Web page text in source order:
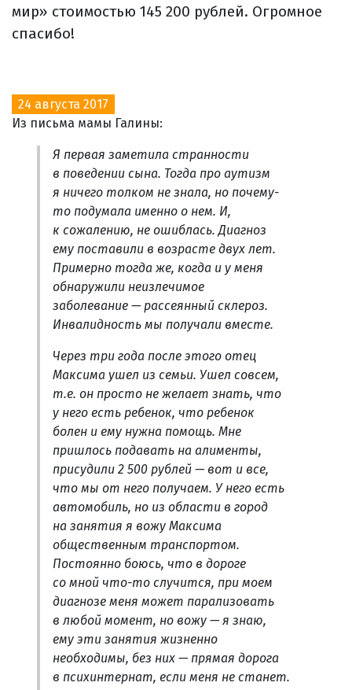
мир» стоимостью 145 200 рублей. Огромное
спасибо!
24 августа 2017
Из письма мамы Галины:
Я первая заметила странности
в поведении сына. Тогда про аутизм
я ничего толком не знала, но почему-
то подумала именно о нем. И,
к сожалению, не ошиблась. Диагноз
ему поставили в возрасте двух лет.
Примерно тогда же, когда и у меня
обнаружили неизлечимое
заболевание — рассеянный склероз.
Инвалидность мы получали вместе.
Через три года после этого отец
Максима ушел из семьи. Ушел совсем,
т.е. он просто не желает знать, что
у него есть ребенок, что ребенок
болен и ему нужна помощь. Мне
пришлось подавать на алименты,
присудили 2 500 рублей — вот и все,
что мы от него получаем. У него есть
автомобиль, но из области в город
на занятия я вожу Максима
общественным транспортом.
Постоянно боюсь, что в дороге
со мной что-то случится, при моем
диагнозе меня может парализовать
в любой момент, но вожу — я знаю,
ему эти занятия жизненно
необходимы, без них — прямая дорога
в психинтернат, если меня не станет.